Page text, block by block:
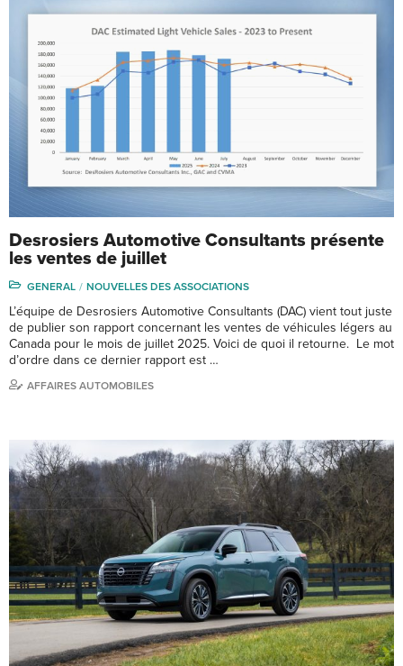
Desrosiers Automotive Consultants présente
les ventes de juillet
GENERAL NOUVELLES DES ASSOCIATIONS
L’équipe de Desrosiers Automotive Consultants (DAC) vient tout juste
de publier son rapport concernant les ventes de véhicules légers au
Canada pour le mois de juillet 2025. Voici de quoi il retourne. Le mot
d’ordre dans ce dernier rapport est …
AFFAIRES AUTOMOBILES